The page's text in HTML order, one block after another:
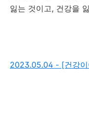
잃는 것이고, 건강을
2023.05.04 - [건강이